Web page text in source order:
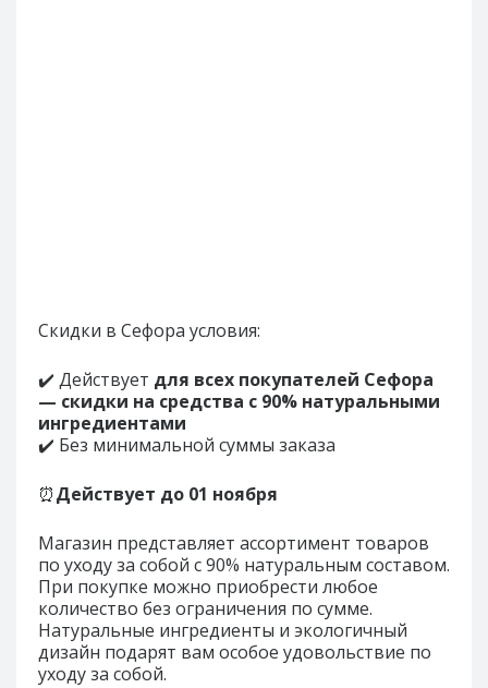
Скидки в Сефора условия:
✔️ Действует для всех покупателей Сефора
— скидки на средства с 90% натуральными
ингредиентами
✔️ Без минимальной суммы заказа
⏰Действует до 01 ноября
Магазин представляет ассортимент товаров
по уходу за собой с 90% натуральным составом.
При покупке можно приобрести любое
количество без ограничения по сумме.
Натуральные ингредиенты и экологичный
дизайн подарят вам особое удовольствие по
уходу за собой.